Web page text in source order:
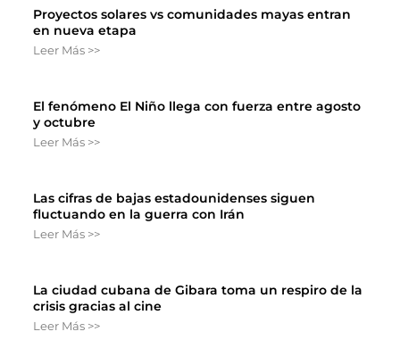
Proyectos solares vs comunidades mayas entran
en nueva etapa
Leer Más >>
El fenómeno El Niño llega con fuerza entre agosto
y octubre
Leer Más >>
Las cifras de bajas estadounidenses siguen
fluctuando en la guerra con Irán
Leer Más >>
La ciudad cubana de Gibara toma un respiro de la
crisis gracias al cine
Leer Más >>